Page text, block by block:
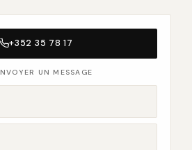
+352 35 78 17
UN MESSAGE